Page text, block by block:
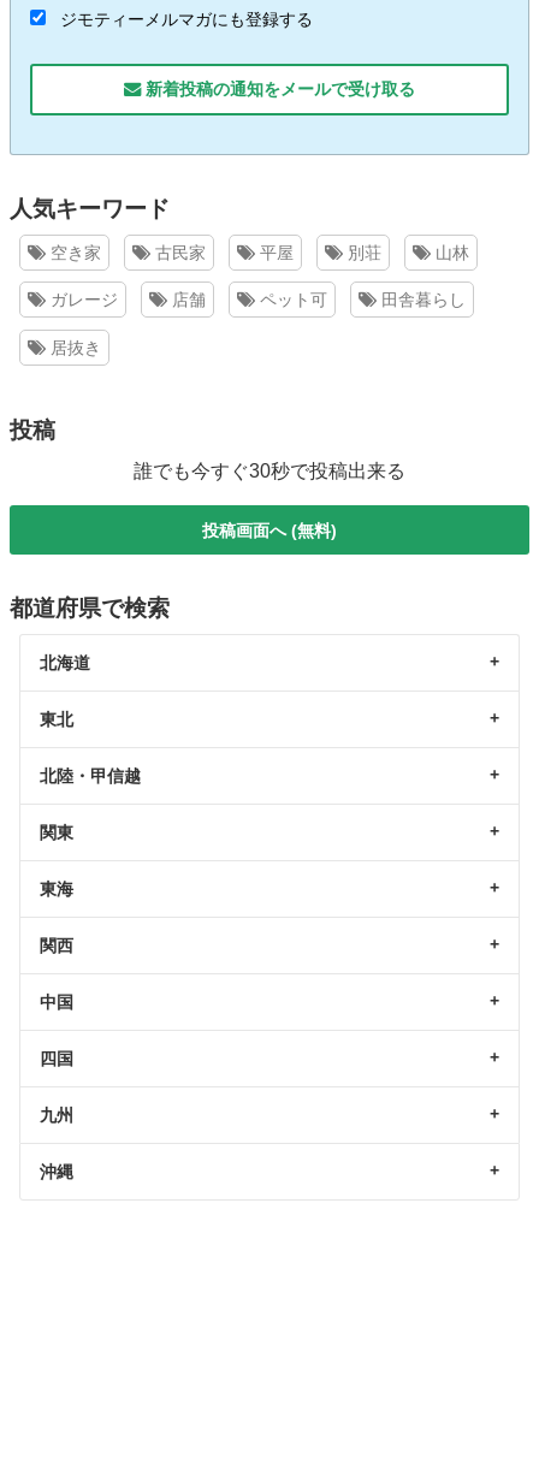
ジモティーメルマガにも登録する
新着投稿の通知をメールで受け取る
人気キーワード
空き家 古民家 平屋 別荘 山林
ガレージ 店舗 ペット可 田舎暮らし
居抜き
投稿
誰でも今すぐ30秒で投稿出来る
投稿画面へ (無料)
都道府県で検索
北海道
東北
北陸・甲信越
関東
東海
関西
中国
四国
九州
沖縄